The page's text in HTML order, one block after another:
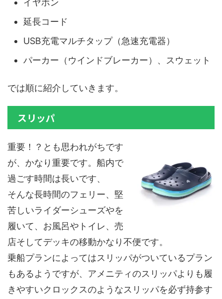
イヤホン
延長コード
USB充電マルチタップ（急速充電器）
パーカー（ウインドブレーカー）、スウェット
では順に紹介していきます。
スリッパ
重要！？とも思われがちです
が、 かなり重要です。船内で
過ごす時間は長いです、
そんな長時間のフェリー、堅
苦しいライダーシューズやを
履いて、お風呂やトイレ、売
店そしてデッキの移動かなり不便です。
乗船プランによってはスリッパがついているプラン
もあるようですが、 アメニティのスリッパより も履
きやすいクロックスのようなスリッパを必ず持参す